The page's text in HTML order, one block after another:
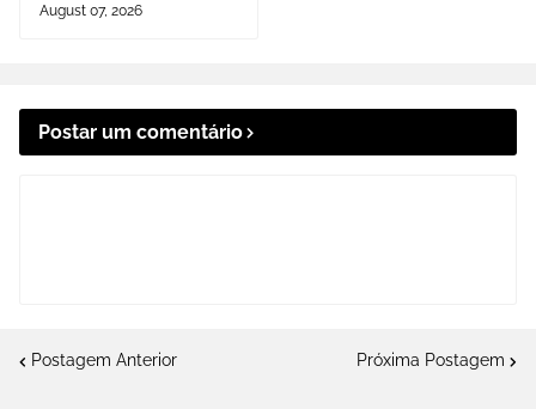
August 07, 2026
Postar um comentário
Postagem Anterior Próxima Postagem